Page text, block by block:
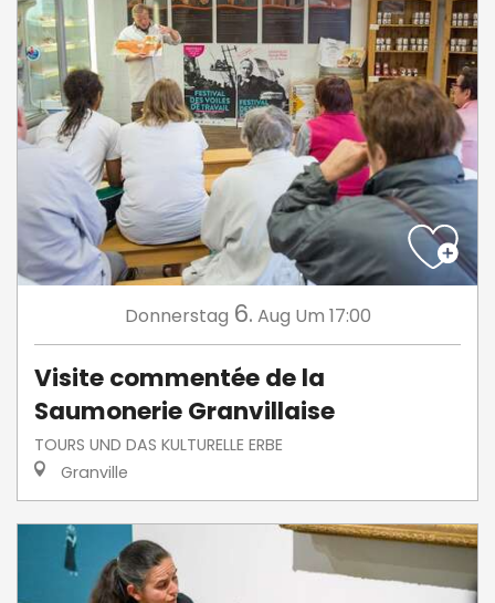
Donnerstag 6. Aug Um 17:00
Visite commentée de la
Saumonerie Granvillaise
TOURS UND DAS KULTURELLE ERBE
Granville